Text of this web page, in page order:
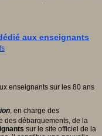
aux enseignants
, en charge des
des débarquements, de la
sur le site officiel de la